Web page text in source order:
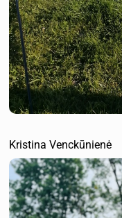
Kristina Venckūnienė